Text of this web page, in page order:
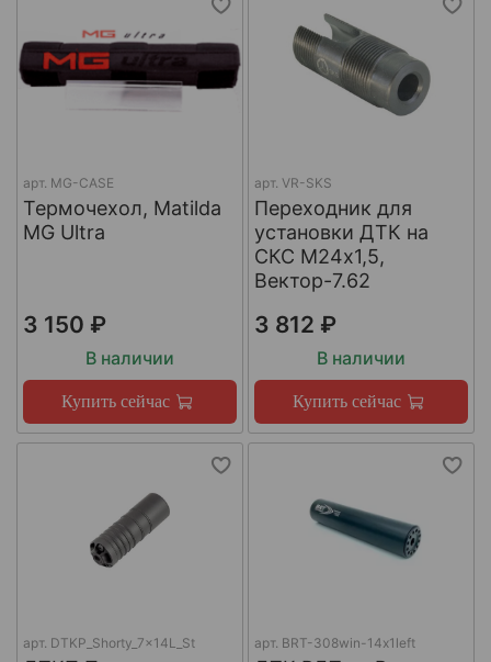
арт. MG-CASE
Термочехол, Matilda
MG Ultra
3 150 ₽
В наличии
Купить сейчас
арт. VR-SKS
Переходник для
установки ДТК на
СКС М24х1,5,
Вектор-7.62
3 812 ₽
В наличии
Купить сейчас
арт. DTKP_Shorty_7x14L_St арт. BRT-308win-14х1left